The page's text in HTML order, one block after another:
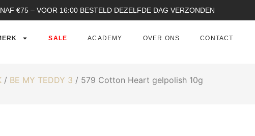
€75 – VOOR 16:00 BESTELD DEZELFDE DAG VERZONDEN
SALE ACADEMY OVER ONS CONTACT
/ BE MY TEDDY 3 / 579 Cotton Heart gelpolish 10g